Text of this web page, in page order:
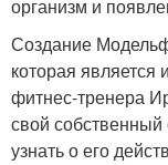
организм и
Создание
которая является
фитнес-тренера
свой
узнать о его